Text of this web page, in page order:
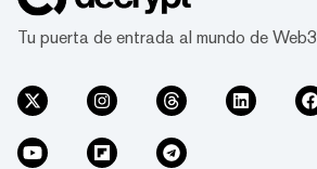
Tu puerta de entrada al mundo de Web3